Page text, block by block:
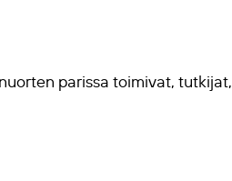
parissa toimivat, tutkijat,